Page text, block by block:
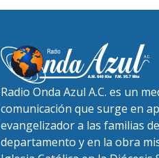
Radio Onda Azul A.C. es un
comunicación que surge en
evangelizador a las familias
departamento y en la obra